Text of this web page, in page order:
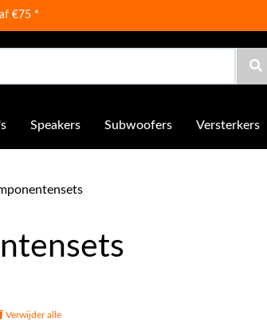
€75 *
Speakers Subwoofers Versterkers
Verwijder alle